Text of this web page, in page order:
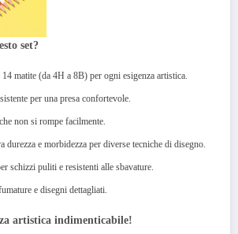
set?
matite (da 4H a 8B) per ogni esigenza artistica.
per una presa confortevole.
non si rompe facilmente.
durezza e morbidezza per diverse tecniche di disegno.
schizzi puliti e resistenti alle sbavature.
e disegni dettagliati.
artistica indimenticabile!